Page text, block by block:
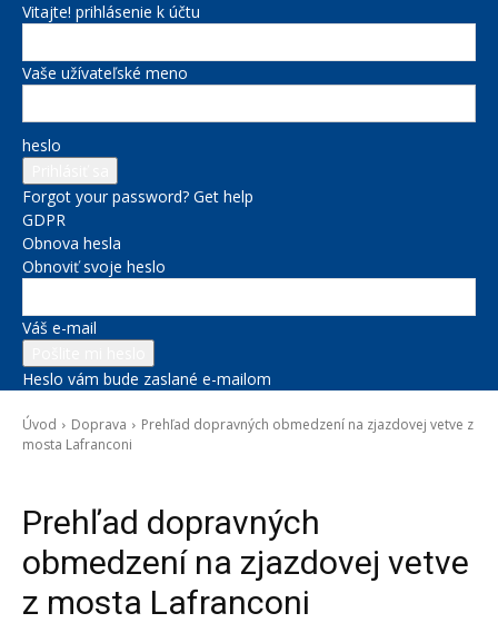
Vitajte! prihlásenie k účtu
Vaše užívateľské meno
heslo
Forgot your password? Get help
GDPR
Obnova hesla
Obnoviť svoje heslo
Váš e-mail
Heslo vám bude zaslané e-mailom
Úvod Doprava
Prehľad dopravných obmedzení na zjazdovej vetve z
mosta Lafranconi
Prehľad dopravných
obmedzení na zjazdovej vetve
z mosta Lafranconi